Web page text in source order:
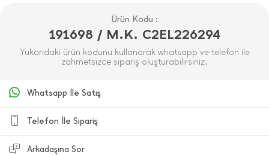
Ürün Kodu :
191698 / M.K. C2EL226294
Yukarıdaki ürün kodunu kullanarak whatsapp ve telefon ile
zahmetsizce sipariş oluşturabilirsiniz.
Whatsapp İle Satış
Telefon İle Sipariş
Arkadaşına Sor